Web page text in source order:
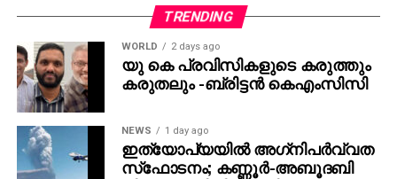
ഇടപാടുകള്‍, രാജ്യത്തെ മയക്കുമരുന്ന് ശൃംഖലകള്‍
എന്നിവ പവന്‍ ഠാക്കൂര്‍ നിയന്ത്രിച്ചിരുന്നതായി
അന്വേഷണത്തില്‍ കണ്ടെത്തി. ഇക്കഴിഞ്ഞ ദിവസം
ഡല്‍ഹിയില്‍ പിടികൂടിയ 282 കോടി രൂപയുടെ
മെത്താഫെറ്റമിന്‍ കേസിലും ഇയാള്‍ തന്നെയാണ് മുഖ്യ
സൂത്രധാരനെന്ന് പൊലീസ് വ്യക്തമാക്കി.
പവന്‍ ഠാക്കൂര്‍ ഡല്‍ഹിയിലെ കുച്ച മഹാജനി
TRENDING
WORLD 2 days ago
യു കെ പ്രവിസികളുടെ കരുത്തും
കരുതലും -ബ്രിട്ടൻ കെഎംസിസി
NEWS 1 day ago
ഇത്യോപ്യയില്‍ അഗ്‌നിപര്‍വ്വത
സ്‌ഫോടനം; കണ്ണൂർ-അബൂദബി